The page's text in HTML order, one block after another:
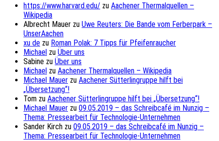
https://www.harvard.edu/ zu Aachener Thermalquellen –
Wikipedia
Albrecht Mauer zu Uwe Reuters: Die Bande vom Ferberpark –
UnserAachen
xu de zu Roman Polak: 7 Tipps für Pfeifenraucher
Michael zu Über uns
Sabine zu Über uns
Michael zu Aachener Thermalquellen – Wikipedia
Michael Mauer zu Aachener Sütterlingruppe hilft bei
„Übersetzung“!
Tom zu Aachener Sütterlingruppe hilft bei „Übersetzung“!
Michael Mauer zu 09.05.2019 – das Schreibcafé im Nunzig –
Thema: Pressearbeit für Technologie-Unternehmen
Sander Kirch zu 09.05.2019 – das Schreibcafé im Nunzig –
Thema: Pressearbeit für Technologie-Unternehmen